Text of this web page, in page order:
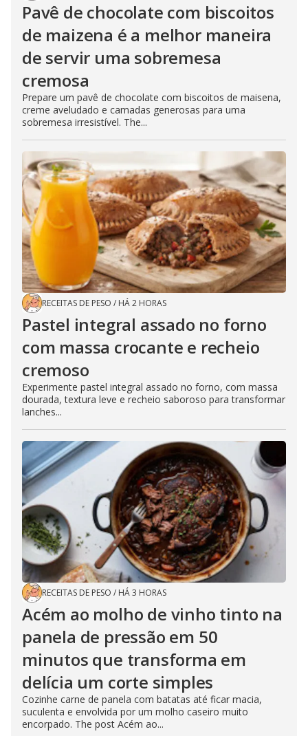
Pavê de chocolate com biscoitos
de maizena é a melhor maneira
de servir uma sobremesa
cremosa
Prepare um pavê de chocolate com biscoitos de maisena,
creme aveludado e camadas generosas para uma
sobremesa irresistível. The...
RECEITAS DE PESO / HÁ 2 HORAS
Pastel integral assado no forno
com massa crocante e recheio
cremoso
Experimente pastel integral assado no forno, com massa
dourada, textura leve e recheio saboroso para transformar
lanches...
RECEITAS DE PESO / HÁ 3 HORAS
Acém ao molho de vinho tinto na
panela de pressão em 50
minutos que transforma em
delícia um corte simples
Cozinhe carne de panela com batatas até ficar macia,
suculenta e envolvida por um molho caseiro muito
encorpado. The post Acém ao...